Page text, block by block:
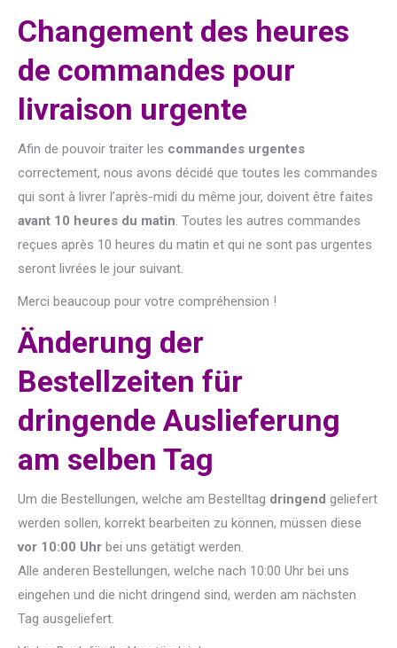
Changement des heures
de commandes pour
livraison urgente
Afin de pouvoir traiter les commandes urgentes
correctement, nous avons décidé que toutes les commandes
qui sont à livrer l’après-midi du même jour, doivent être faites
avant 10 heures du matin. Toutes les autres commandes
reçues après 10 heures du matin et qui ne sont pas urgentes
seront livrées le jour suivant.
Merci beaucoup pour votre compréhension !
Änderung der
Bestellzeiten für
dringende Auslieferung
am selben Tag
Um die Bestellungen, welche am Bestelltag dringend geliefert
werden sollen, korrekt bearbeiten zu können, müssen diese
vor 10:00 Uhr bei uns getätigt werden.
Alle anderen Bestellungen, welche nach 10:00 Uhr bei uns
eingehen und die nicht dringend sind, werden am nächsten
Tag ausgeliefert.